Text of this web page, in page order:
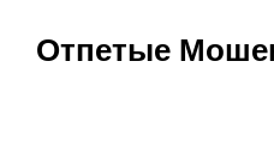
Отпетые